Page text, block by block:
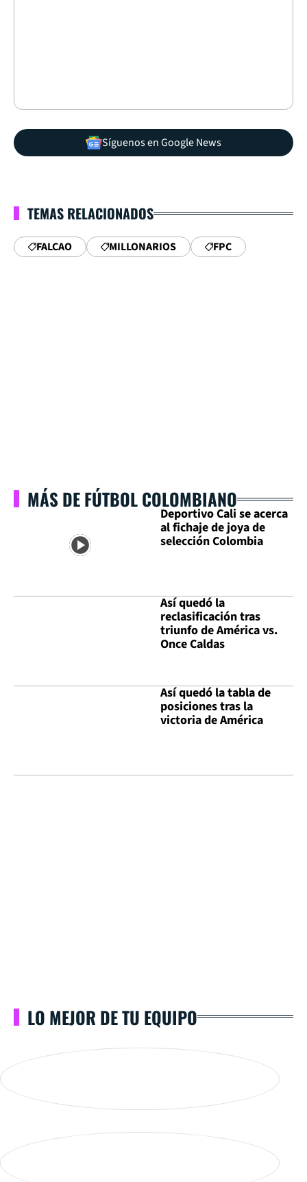
Síguenos en Google News
TEMAS RELACIONADOS
FALCAO MILLONARIOS FPC
MÁS DE FÚTBOL COLOMBIANO
Deportivo Cali se acerca
al fichaje de joya de
selección Colombia
Así quedó la
reclasificación tras
triunfo de América vs.
Once Caldas
Así quedó la tabla de
posiciones tras la
victoria de América
LO MEJOR DE TU EQUIPO